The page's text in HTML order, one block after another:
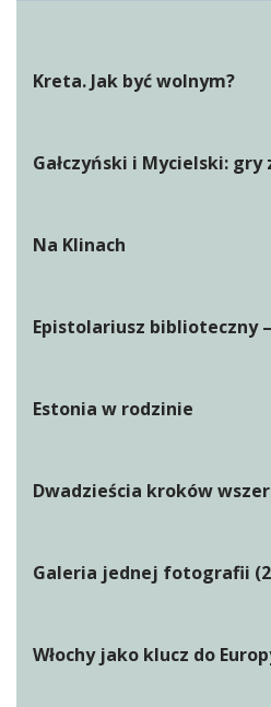
Kreta. Jak być wolnym?
Gałczyński i Mycielski:
Na Klinach
Epistolariusz biblioteczny
Estonia w rodzinie
Dwadzieścia kroków
Galeria jednej fotografii
Włochy jako klucz do